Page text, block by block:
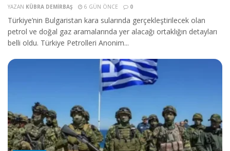
YAZAN KÜBRA DEMIRBAŞ 6 GÜN ÖNCE 0
Türkiye’nin Bulgaristan kara sularında gerçekleştirilecek olan
petrol ve doğal gaz aramalarında yer alacağı ortaklığın detayları
belli oldu. Türkiye Petrolleri Anonim...